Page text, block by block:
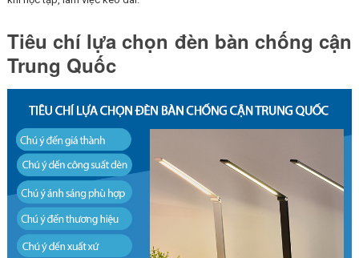
Tiêu chí lựa chọn đèn bàn chống cận
Trung Quốc